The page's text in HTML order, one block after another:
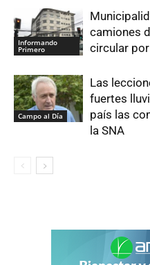
Informando
Primero
camiones
circular
Campo al Día
Las
fuertes
país las
la SNA